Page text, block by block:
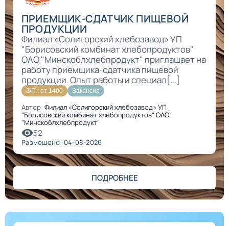
ПРИЕМЩИК-СДАТЧИК ПИЩЕВОЙ
ПРОДУКЦИИ
Филиал «Солигорский хлебозавод» УП
"Борисовский комбинат хлебопродуктов"
ОАО "Минскоблхлебпродукт" приглашает на
работу приемщика-сдатчика пищевой
продукции. Опыт работы и специал[...]
З/П : от 1400 Вакансия
Автор: Филиал «Солигорский хлебозавод» УП
"Борисовский комбинат хлебопродуктов" ОАО
"Минскоблхлебпродукт"
52
Размещено: 04-08-2026
ПОДРОБНЕЕ